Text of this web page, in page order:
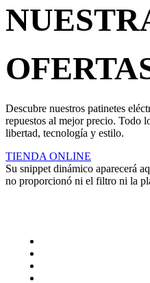
Descubre nuestros patinetes
repuestos al mejor precio. Todo
libertad, tecnología y estilo.
TIENDA ONLINE
Su snippet dinámico aparecerá
no proporcionó ni el filtro ni la